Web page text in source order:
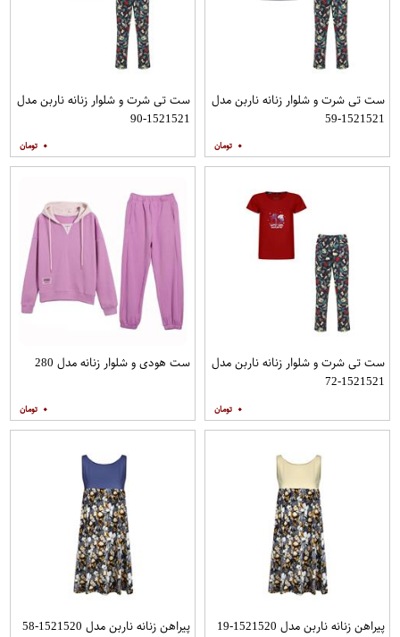
ست تی شرت و شلوار زنانه ناربن مدل
1521521-59
۰
ست تی شرت و شلوار زنانه ناربن مدل
1521521-90
۰
ست تی شرت و شلوار زنانه ناربن مدل
1521521-72
۰
ست هودی و شلوار زنانه مدل 280
۰
پیراهن زنانه ناربن مدل 1521520-19 پیراهن زنانه ناربن مدل 1521520-58